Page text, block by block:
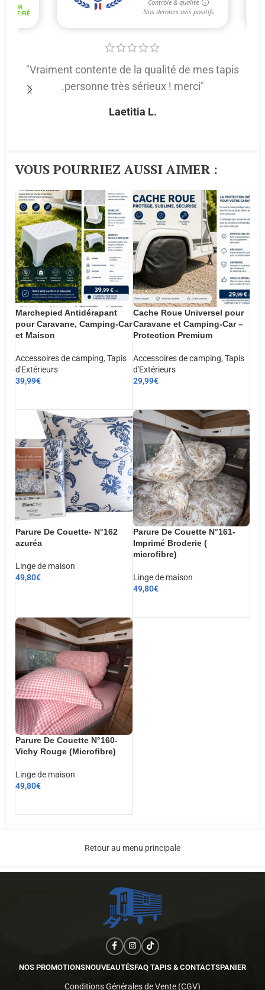
"Vraiment contente de la qualité de mes tapis
.personne très sérieux ! merci"
Laetitia L.
VOUS POURRIEZ AUSSI AIMER :​
Marchepied Antidérapant
pour Caravane, Camping-Car
et Maison
Accessoires de camping, Tapis
d'Extérieurs
39,99€
Cache Roue Universel pour
Caravane et Camping-Car –
Protection Premium
Accessoires de camping, Tapis
d'Extérieurs
29,99€
Parure De Couette- N°162
azuréa
Linge de maison
49,80€
Parure De Couette N°161-
Imprimé Broderie (
microfibre)
Linge de maison
49,80€
Parure De Couette N°160-
Vichy Rouge (Microfibre)
Linge de maison
49,80€
Retour au menu principale
NOS PROMOTIONSNOUVEAUTÉSFAQ TAPIS & CONTACTSPANIER
Conditions Générales de Vente (CGV)